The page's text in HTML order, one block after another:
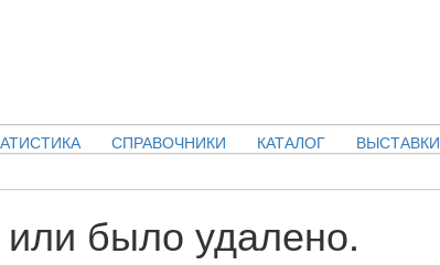
СПРАВОЧНИКИ КАТАЛОГ ВЫСТАВКИ
было удалено.